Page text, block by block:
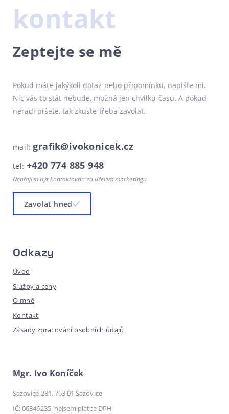
kontakt
Zeptejte se mě
Pokud máte jakýkoli dotaz nebo připomínku, napište mi.
Nic vás to stát nebude, možná jen chvilku času. A pokud
neradi píšete, tak zkuste třeba zavolat.
mail:grafik@ivokonicek.cz
tel: +420 774 885 948
Nepřeji si být kontaktován za účelem marketingu
Zavolat hned
Odkazy
Úvod
Služby a ceny
O mně
Kontakt
Zásady zpracování osobních údajů
Mgr. Ivo Koníček
Sazovice 281, 763 01 Sazovice
IČ: 06346235, nejsem plátce DPH